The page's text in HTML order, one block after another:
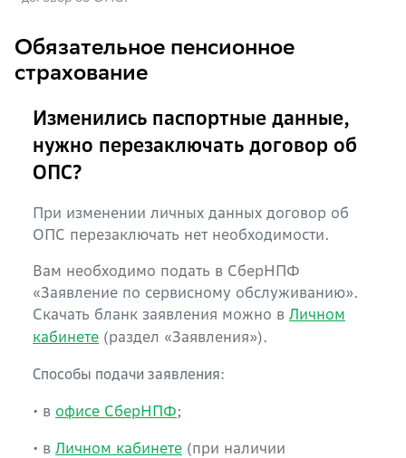
Обязательное пенсионное
страхование
Изменились паспортные данные,
нужно перезаключать договор об
ОПС?
При изменении личных данных договор об
ОПС перезаключать нет необходимости.
Вам необходимо подать в СберНПФ
«Заявление по сервисному обслуживанию».
Скачать бланк заявления можно в Личном
кабинете (раздел «Заявления»).
Способы подачи заявления:
• в офисе СберНПФ;
• в Личном кабинете (при наличии